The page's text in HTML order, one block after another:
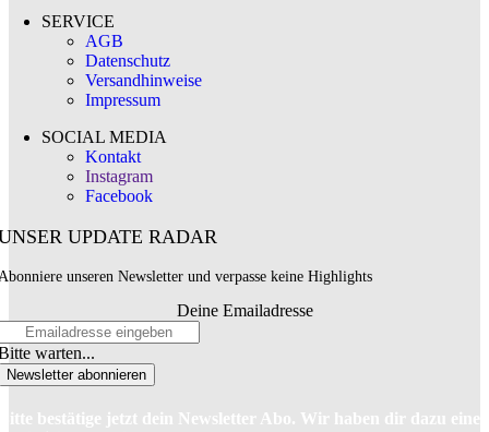
SERVICE
AGB
Datenschutz
Versandhinweise
Impressum
SOCIAL MEDIA
Kontakt
Instagram
Facebook
UPDATE RADAR
unseren Newsletter und verpasse keine Highlights
Deine Emailadresse
warten...
Newsletter abonnieren
bestätige jetzt dein Newsletter Abo. Wir haben dir dazu eine